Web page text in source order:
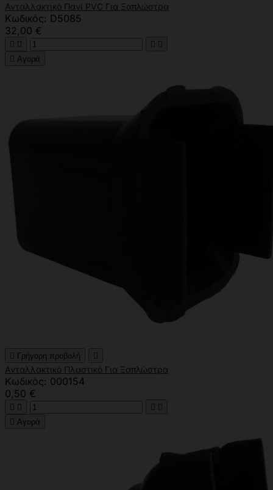
Ανταλλακτικό Πανί PVC Για Ξαπλώστρα
Κωδικός: D5085
32,00 €
   
 Αγορά
 Γρήγορη προβολή 
Ανταλλακτικό Πλαστικό Για Ξαπλώστρα
Κωδικός: 000154
0,50 €
   
 Αγορά